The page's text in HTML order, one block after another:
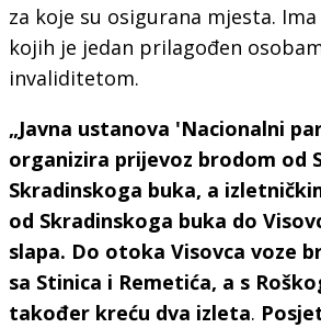
za koje su osigurana mjesta.
kojih je jedan prilagođen
invaliditetom.
„Javna ustanova 'Nacionalni
organizira prijevoz brodom od
Skradinskoga buka, a
od Skradinskoga buka do
slapa. Do otoka Visovca voze
sa Stinica i Remetića, a s
također kreću dva izleta.